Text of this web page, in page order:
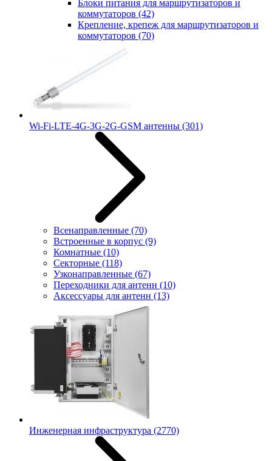
Блоки питания для маршрутизаторов и
коммутаторов (42)
Крепление, крепеж для маршрутизаторов и
коммутаторов (70)
Wi-Fi-LTE-4G-3G-2G-GSM антенны (301)
Всенаправленные (70)
Встроенные в корпус (9)
Комнатные (10)
Секторные (118)
Узконаправленные (67)
Переходники для антенн (10)
Аксессуары для антенн (13)
Инженерная инфраструктура (2770)